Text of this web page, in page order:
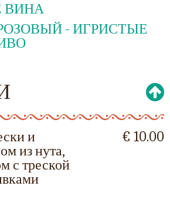
ВИНА
- ИГРИСТЫЕ
и
из нута,
с треской
€ 10.00